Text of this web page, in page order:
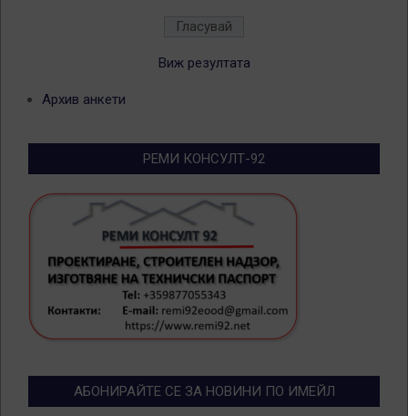
Виж резултата
Архив анкети
РЕМИ КОНСУЛТ-92
АБОНИРАЙТЕ СЕ ЗА НОВИНИ ПО ИМЕЙЛ